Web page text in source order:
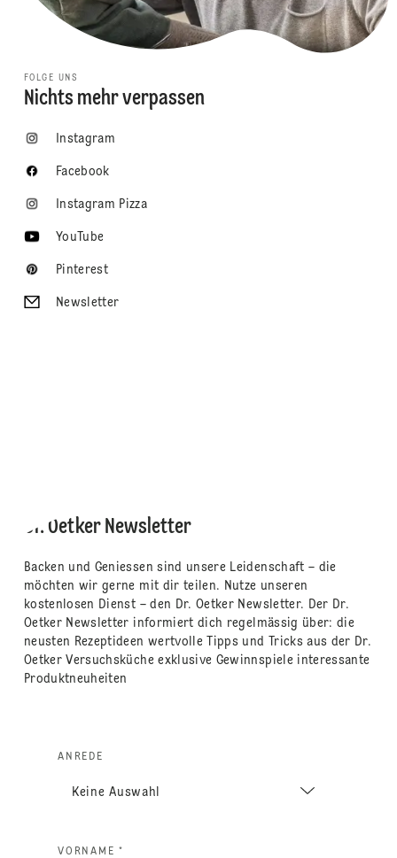
FOLGE UNS
Nichts mehr verpassen
Instagram
Facebook
Instagram Pizza
YouTube
Pinterest
Newsletter
Dr. Oetker Newsletter
Backen und Geniessen sind unsere Leidenschaft – die
möchten wir gerne mit dir teilen. Nutze unseren
kostenlosen Dienst – den Dr. Oetker Newsletter. Der Dr.
Oetker Newsletter informiert dich regelmässig über: die
neusten Rezeptideen wertvolle Tipps und Tricks aus der Dr.
Oetker Versuchsküche exklusive Gewinnspiele interessante
Produktneuheiten
ANREDE
VORNAME *